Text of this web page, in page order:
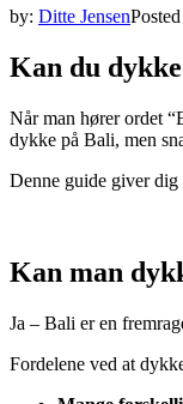
by: Ditte Jensen
Kan du
Når man hører ordet
dykke på Bali, men
Denne guide giver
Kan man
Ja – Bali er en
Fordelene ved at